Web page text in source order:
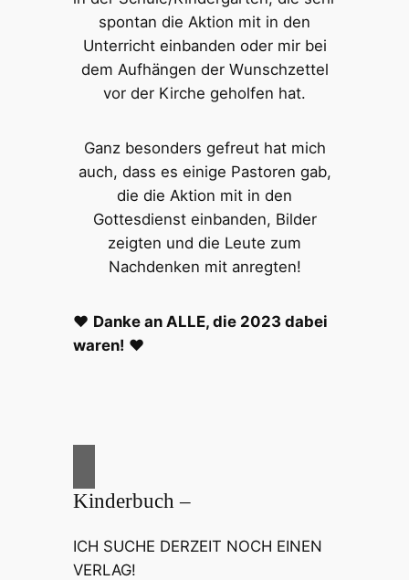
spontan die Aktion mit in den
Unterricht einbanden oder mir bei
dem Aufhängen der Wunschzettel
vor der Kirche geholfen hat.
Ganz besonders gefreut hat mich
auch, dass es einige Pastoren gab,
die die Aktion mit in den
Gottesdienst einbanden, Bilder
zeigten und die Leute zum
Nachdenken mit anregten!
❤️ Danke an ALLE, die 2023 dabei
waren! ❤️
Kinderbuch –
ICH SUCHE DERZEIT NOCH EINEN
VERLAG!